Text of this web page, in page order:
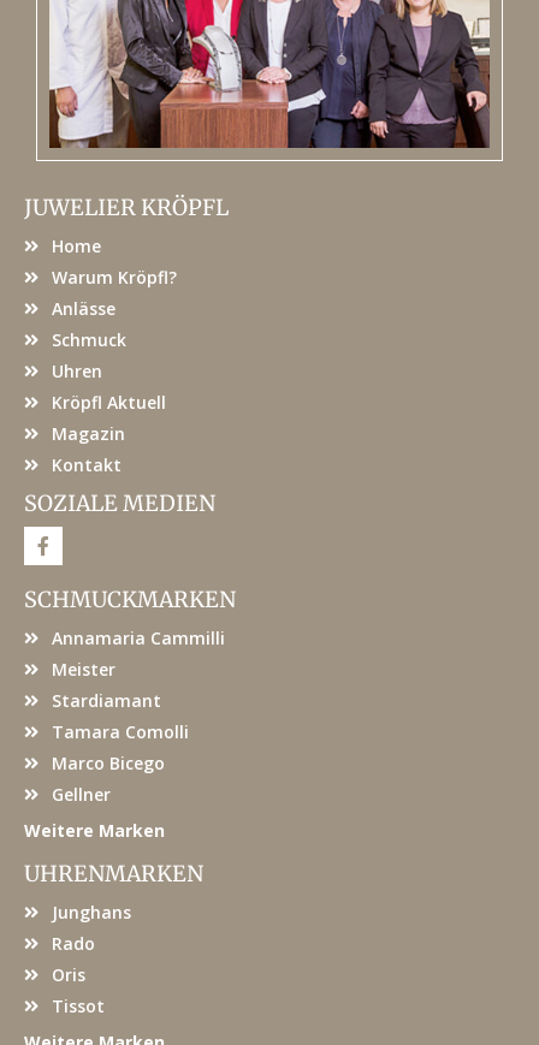
JUWELIER KRÖPFL
Home
Warum Kröpfl?
Anlässe
Schmuck
Uhren
Kröpfl Aktuell
Magazin
Kontakt
SOZIALE MEDIEN
F
a
e
b
o
SCHMUCKMARKEN
Annamaria Cammilli
Meister
Stardiamant
Tamara Comolli
Marco Bicego
Gellner
Weitere Marken
UHRENMARKEN
Junghans
Rado
Oris
Tissot